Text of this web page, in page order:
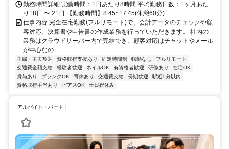
勤務時間詳細 実働時間：1日あたり8時間 平均勤務日数：1ヶ月あた
り18日 〜 21日 【勤務時間】8:45~17:45(休憩60分)
仕事内容 完全在宅勤務(フルリモート)で、会計データのチェックや顧
客対応、決算書や申告書の作成業務を行っていただきます。 社内の
業務はクラウドサーバー内で完結でき、顧客対応はチャットやメール
が中心なの...
主婦・主夫歓迎 資格取得支援あり 固定時間制 転勤なし
フルリモート
交通費全額支給
経験者歓迎 ネイルOK 有資格者歓迎 研修あり
在宅OK
賞与あり
ブランクOK 育休あり 交通費支給 長期歓迎
駅近5分以内
資格取得手当あり
ピアスOK 土日祝休み
アルバイト・パート